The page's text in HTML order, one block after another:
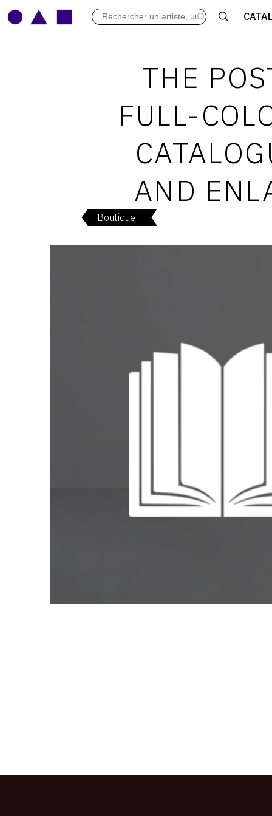
ARCHIVES DES EXPOSITIONS
LEXIQUE ARTISTIQUE
THE
FULL-
AND
Boutique